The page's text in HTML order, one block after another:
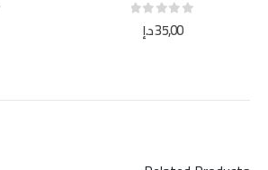
out of 5
35,00د.إ